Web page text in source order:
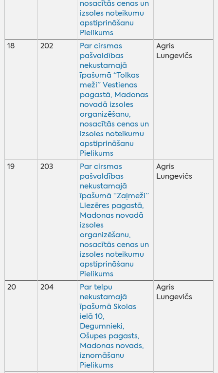
nosacītās cenas un
izsoles noteikumu
apstiprināšanu
Pielikums
18
202
Par cirsmas
pašvaldības
nekustamajā
īpašumā “Tolkas
meži” Vestienas
pagastā, Madonas
novadā izsoles
organizēšanu,
nosacītās cenas un
izsoles noteikumu
apstiprināšanu
Pielikums
Agris
Lungevičs
19 203
Par cirsmas
pašvaldības
nekustamajā
īpašumā “Zaļmeži”
Liezēres pagastā,
Madonas novadā
izsoles
organizēšanu,
nosacītās cenas un
izsoles noteikumu
apstiprināšanu
Pielikums
Agris
Lungevičs
20 204
Par telpu
nekustamajā
īpašumā Skolas
ielā 10,
Degumnieki,
Ošupes pagasts,
Madonas novads,
iznomāšanu
Pielikums
Agris
Lungevičs